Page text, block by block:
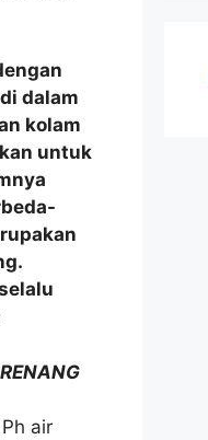
dalam
kolam
untuk
air